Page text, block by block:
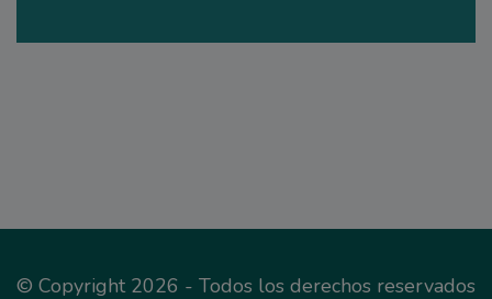
© Copyright 2026 - Todos los derechos reservados